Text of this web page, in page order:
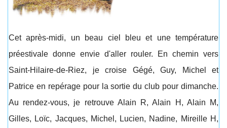
Cet après-midi, un beau ciel bleu et une température
préestivale donne envie d'aller rouler. En chemin vers
Saint-Hilaire-de-Riez, je croise Gégé, Guy, Michel et
Patrice en repérage pour la sortie du club pour dimanche.
Au rendez-vous, je retrouve Alain R, Alain H, Alain M,
Gilles, Loïc, Jacques, Michel, Lucien, Nadine, Mireille H,